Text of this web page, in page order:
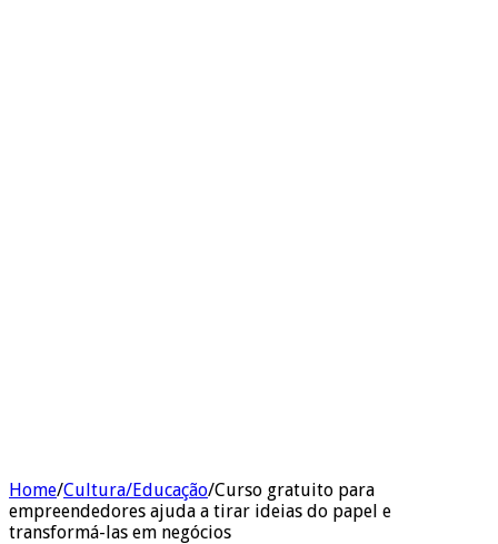
Home/Cultura/Educação/Curso gratuito para
empreendedores ajuda a tirar ideias do papel e
transformá-las em negócios